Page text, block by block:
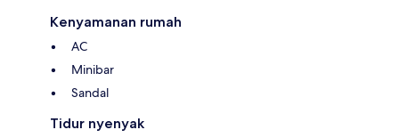
Kenyamanan rumah
AC
Minibar
Sandal
Tidur nyenyak